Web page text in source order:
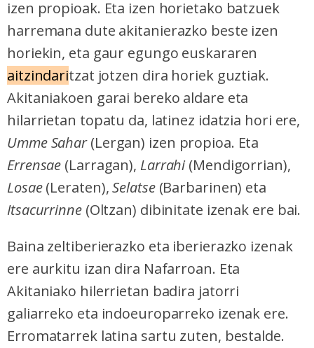
izen propioak. Eta izen horietako batzuek
harremana dute akitanierazko beste izen
horiekin, eta gaur egungo euskararen
aitzindaritzat jotzen dira horiek guztiak.
Akitaniakoen garai bereko aldare eta
hilarrietan topatu da, latinez idatzia hori ere,
Umme Sahar(Lergan) izen propioa. Eta
Errensae (Larragan), Larrahi(Mendigorrian),
Losae(Leraten),Selatse(Barbarinen) eta
Itsacurrinne(Oltzan) dibinitate izenak ere bai.
Baina zeltiberierazko eta iberierazko izenak
ere aurkitu izan dira Nafarroan. Eta
Akitaniako hilerrietan badira jatorri
galiarreko eta indoeuroparreko izenak ere.
Erromatarrek latina sartu zuten, bestalde.